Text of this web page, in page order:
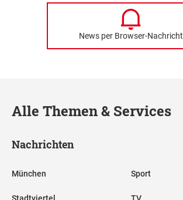
News per Browser-Nachricht
Alle Themen & Services
Nachrichten
München
Stadtviertel
Sport
TV